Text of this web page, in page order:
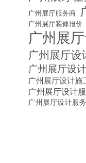
广州展厅服务商
广州展厅装修报价
广州展
广州展厅设
广州展厅设
广州展厅设计施
广州展厅设计
广州展厅设计服